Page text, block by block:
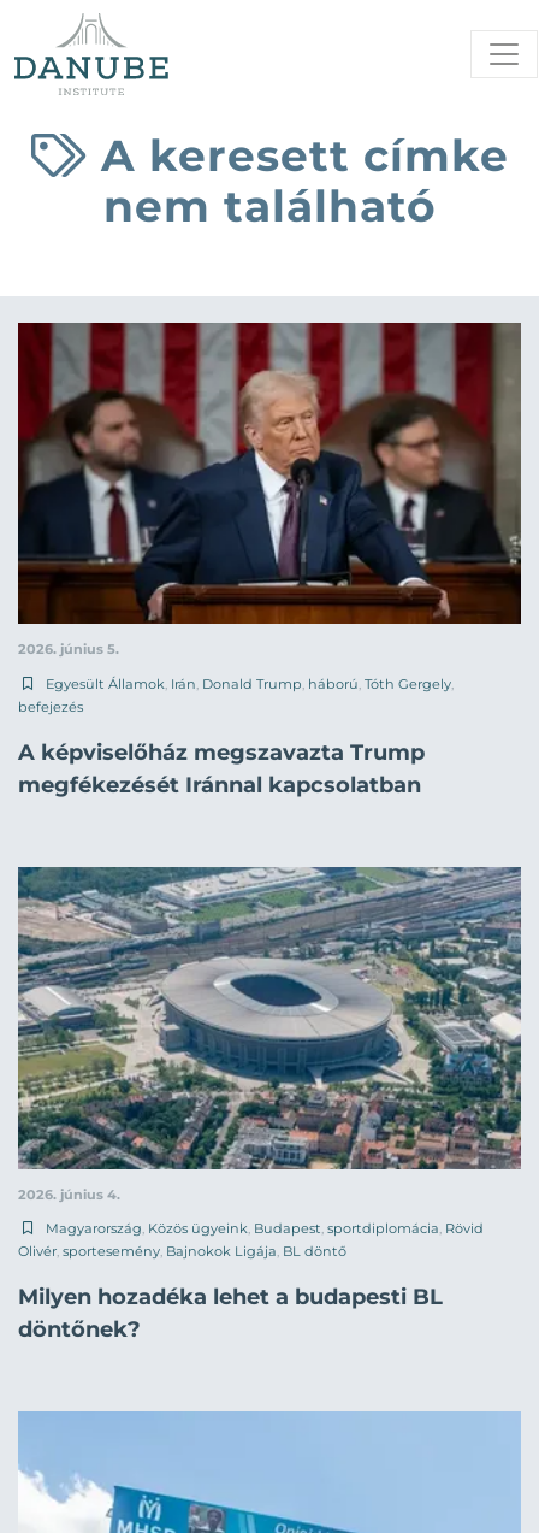
A keresett címke
nem található
2026. június 5.
Egyesült Államok Irán Donald Trump háború Tóth Gergely
befejezés
A képviselőház megszavazta Trump
megfékezését Iránnal kapcsolatban
2026. június 4.
Magyarország Közös ügyeink Budapest sportdiplomácia Rövid
Olivér sportesemény Bajnokok Ligája BL döntő
Milyen hozadéka lehet a budapesti BL
döntőnek?